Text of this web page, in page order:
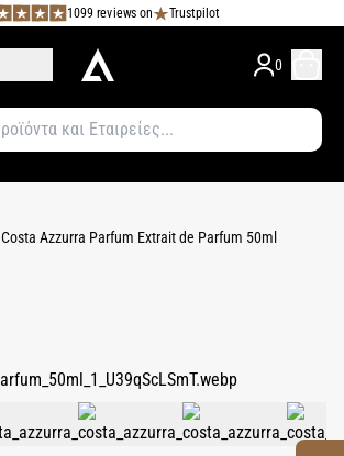
1099 reviews on Trustpilot
0
Costa Azzurra Parfum Extrait de Parfum 50ml